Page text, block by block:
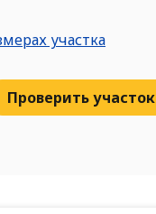
участка
Проверить участок